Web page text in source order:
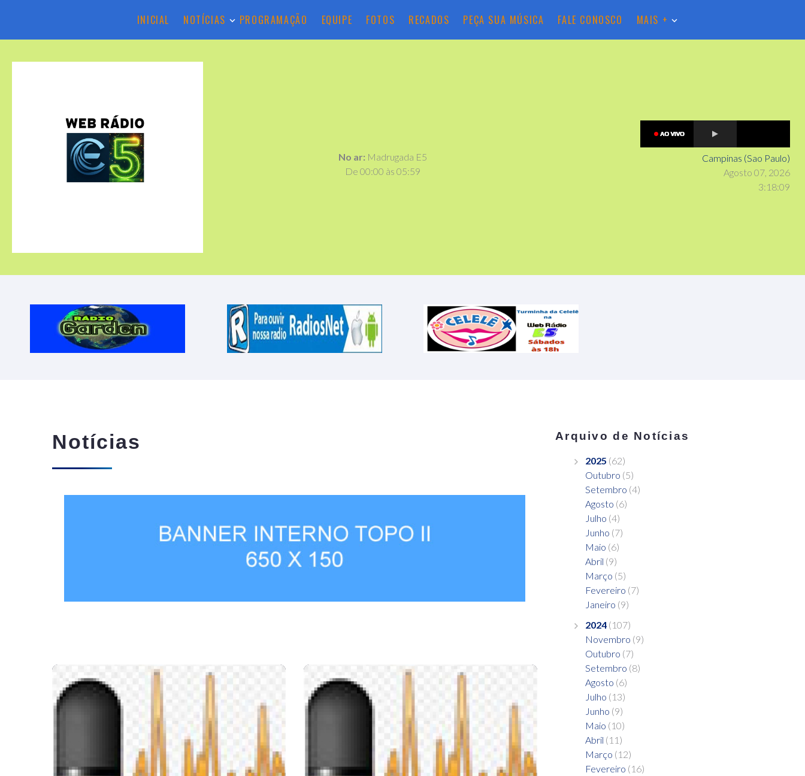
INICIAL NOTÍCIAS PROGRAMAÇÃO EQUIPE FOTOS RECADOS PEÇA SUA MÚSICA FALE CONOSCO MAIS +
No ar: Madrugada E5
De 00:00 às 05:59
Campinas (Sao Paulo)
Agosto 07, 2026
3:1 8:10
Notícias Arquivo de Notícias
2025 (62)
Outubro (5)
Setembro (4)
Agosto (6)
Julho (4)
Junho (7)
Maio (6)
Abril (9)
Março (5)
Fevereiro (7)
Janeiro (9)
2024 (107)
Novembro (9)
Outubro (7)
Setembro (8)
Agosto (6)
Julho (13)
Junho (9)
Maio (10)
Abril (11)
Março (12)
Fevereiro (16)